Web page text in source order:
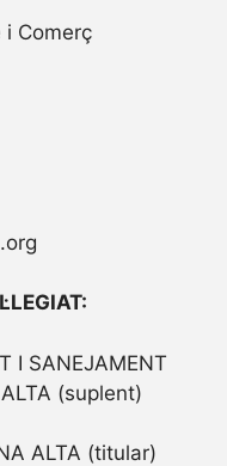
i Comerç
I SANEJAMENT
ALTA (suplent)
ALTA (titular)